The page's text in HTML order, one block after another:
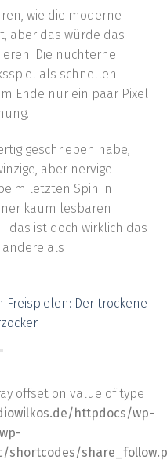
wie die moderne
aber das würde das
Die nüchterne
als schnellen
Ende nur ein paar Pixel
geschrieben habe,
aber nervige
letzten Spin in
kaum lesbaren
das ist doch wirklich das
als
Freispielen: Der trockene
offset on value of type
httpdocs/wp-